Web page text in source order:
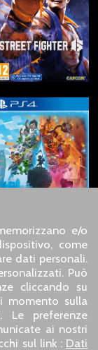
e/o
come
dati personali.
Può
cliccando su
momento sulla
Le preferenze
ai nostri
sul link : Dati
: +33 1 85
Romans sur